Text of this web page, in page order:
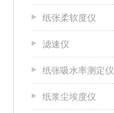
纸张柔软度仪
滤速仪
纸张吸水率测定仪
纸浆尘埃度仪